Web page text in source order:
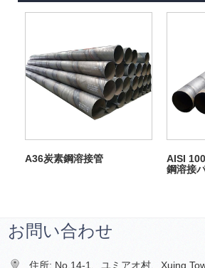
A36炭素鋼溶接管
AISI
鋼溶接
お問い合わせ
住所: No.14-1、ユミアオ村、Xuing